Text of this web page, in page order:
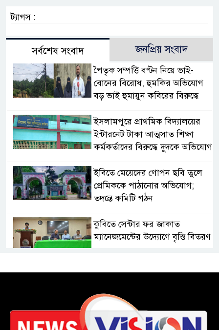
ট্যাগস :
সর্বশেষ সংবাদ জনপ্রিয় সংবাদ
পৈতৃক সম্পত্তি বণ্টন নিয়ে ভাই-
বোনের বিরোধ, হুমকির অভিযোগ
বড় ভাই হুমায়ুন কবিরের বিরুদ্ধে
​ইসলামপুরে প্রাথমিক বিদ্যালয়ের
ইন্টারনেট টাকা আত্মসাত শিক্ষা
কর্মকর্তাদের বিরুদ্ধে দুদকে অভিযোগ
ইবিতে মেয়েদের গোপন ছবি তুলে
প্রেমিককে পাঠানোর অভিযোগ;
তদন্তে কমিটি গঠন
কুবিতে সেন্টার ফর জাকাত
ম্যানেজমেন্টের উদ্যোগে বৃত্তি বিতরণ
চকরিয়ায় ফাঁসিয়াখালী সরকারি
প্রাথমিক বিদ্যালয়ের ম্যানেজিং